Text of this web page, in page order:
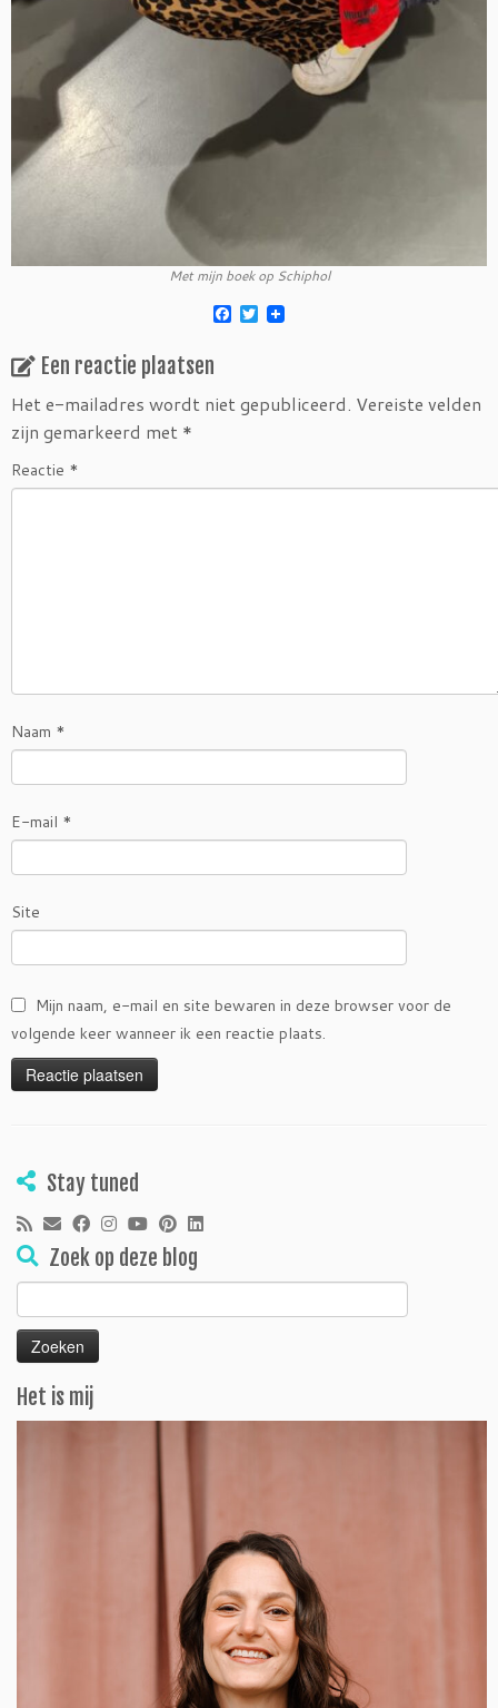
Met mijn boek op Schiphol
F
o
T
w
e
r
Een reactie plaatsen
Het e-mailadres wordt niet gepubliceerd. Vereiste velden
zijn gemarkeerd met *
Reactie *
Naam *
E-mail *
Site
Mijn naam, e-mail en site bewaren in deze browser voor de
volgende keer wanneer ik een reactie plaats.
Stay tuned
Zoek op deze blog
Zoeken
naar:
Het is mij